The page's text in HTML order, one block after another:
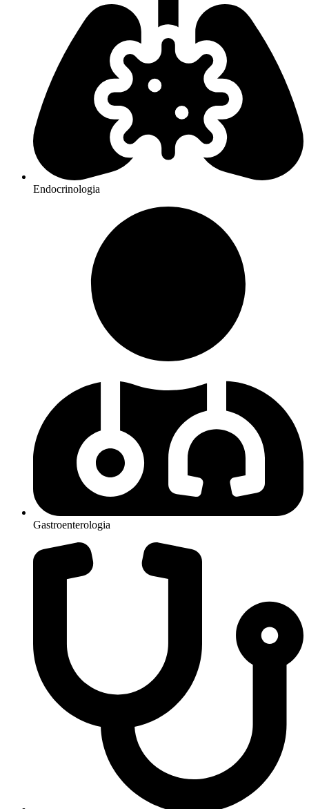
Endocrinologia
Gastroenterologia